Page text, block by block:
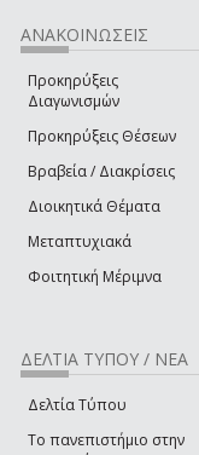
ΑΝΑΚΟΙΝΩΣΕΙΣ
Προκηρύξεις
Διαγωνισμών
Προκηρύξεις Θέσεων
Βραβεία / Διακρίσεις
Διοικητικά Θέματα
Μεταπτυχιακά
Φοιτητική Μέριμνα
ΔΕΛΤΙΑ ΤΥΠΟΥ / ΝΕΑ
Δελτία Τύπου
Το πανεπιστήμιο στην